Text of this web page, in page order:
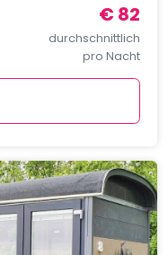
€ 82
durchschnittlich
pro Nacht